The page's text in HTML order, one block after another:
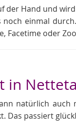
der Hand und
einmal
Facetime oder
in
natürlich
Das passiert